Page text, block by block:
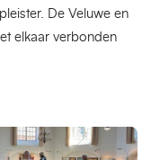
De Veluwe en
elkaar verbonden